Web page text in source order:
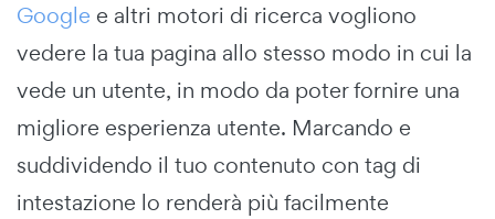
Google e altri motori di ricerca vogliono
vedere la tua pagina allo stesso modo in cui la
vede un utente, in modo da poter fornire una
migliore esperienza utente. Marcando e
suddividendo il tuo contenuto con tag di
intestazione lo renderà più facilmente